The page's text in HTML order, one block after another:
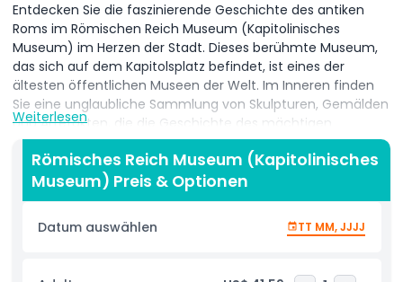
Entdecken Sie die faszinierende Geschichte des antiken
Roms im Römischen Reich Museum (Kapitolinisches
Museum) im Herzen der Stadt. Dieses berühmte Museum,
das sich auf dem Kapitolsplatz befindet, ist eines der
ältesten öffentlichen Museen der Welt. Im Inneren finden
Sie eine unglaubliche Sammlung von Skulpturen, Gemälden
und Artefakten, die die Geschichte des mächtigen
Römischen Reiches erzählen.
Spazieren Sie durch prächtige Hallen voller Marmorstatuen,
darunter die ikonische Bronzestatue des Kaisers Marcus
Wölfin von Rom, die die legendäre Gründung der Stadt
Museum) zeigt auch antike Inschriften, Mosaike und
Weiterlesen
Römisches Reich Museum (Kapitolinisches
Museum) Preis & Optionen
Datum auswählen TT MM, JJJJ